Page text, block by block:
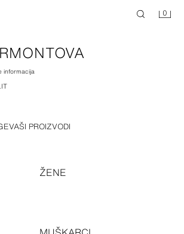
0
informacija
VAŠI PROIZVODI
ŽENE